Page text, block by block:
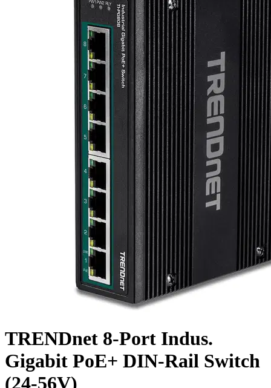
TRENDnet 8-Port Indus.
Gigabit PoE+ DIN-Rail Switch
(24-56V)